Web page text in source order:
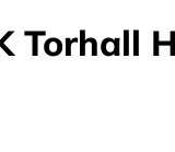
Torhall